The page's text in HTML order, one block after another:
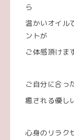
ら
温かいオイル
ントが
ご体感頂けま
ご自分に合っ
癒される優し
心身のリラク